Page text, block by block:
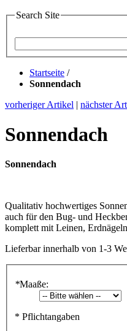
Search Site
Startseite /
Sonnendach
vorheriger Artikel | nächster
Sonnendach
Sonnendach
Qualitativ hochwertiges
auch für den Bug- und
komplett mit Leinen,
Lieferbarinnerhalb von 1-3
*Maaße:
* Pflichtangaben